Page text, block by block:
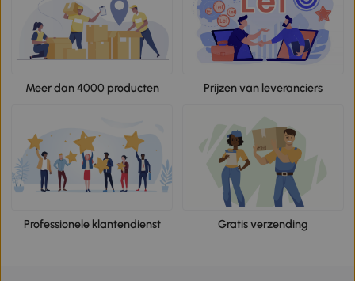
Meer dan 4000 producten Prijzen van leveranciers
Professionele klantendienst Gratis verzending